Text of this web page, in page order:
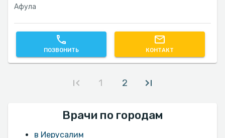
Афула
ПОЗВОНИТЬ КОНТАКТ
1 2
Врачи по городам
в Иерусалим